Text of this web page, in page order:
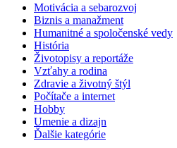
Motivácia a sebarozvoj
Biznis a manažment
Humanitné a spoločenské vedy
História
Životopisy a reportáže
Vzťahy a rodina
Zdravie a životný štýl
Počítače a internet
Hobby
Umenie a dizajn
Ďalšie kategórie